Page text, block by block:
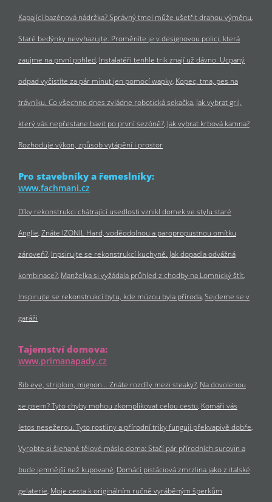
Kapající bazénová nádržka? Správný tmel může ušetřit drahou výměnu
Staré bedýnky nevyhazujte. Proměníte je v designovou polici, která
zaujme na první pohled Instalatéři tenhle trik znají už dávno. Ucpaný
odpad vyčistíte za pár minut jen pomocí wapky Kopec, tma, pes na
trávníku. Co všechno dnes zvládne robotická sekačka Jak vybrat gril,
který vás nepřestane bavit po první sezóně? Jak vybrat krbová kamna?
Rozhoduje výkon, způsob vytápění i prostor
Pro stavebníky a řemeslníky:
www.fachmani.cz
Díky rekonstrukci chátrající usedlosti vznikl domek ve stylu staré
Anglie Znáte IZONIL Hard, voděodolnou a paropropustnou omítku
zároveň? Inpsirujte se rekonstrukcí kuchyně. Jak dopadla odvážná
kombinace? Manželka si vyžádala průhled z chodby na Lomnický štít
Inspirujte se rekonstrukcí bytu, kde múzou byla příroda Sejdeme se v
garáži
Tajemství domova:
www.primanapady.cz
Rib eye, striploin, mignon… Znáte rozdíly mezi steaky? Na dovolenou
se psem? Tyto chyby mohou zkomplikovat celou cestu Komáři vás
letos nesežerou. Tyto rostliny a přírodní triky fungují překvapivě dobře
Vyrobte si šlehané tělové máslo doma: Stačí pár přírodních surovin a
bude jemnější než kupované Domácí pistáciová zmrzlina jako z italské
gelaterie Moje cesta k originálním ručně vyráběným šperkům